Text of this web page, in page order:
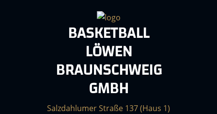
BASKETBALL
LÖWEN
BRAUNSCHWEIG
GMBH
Salzdahlumer Straße 137 (Haus 1)